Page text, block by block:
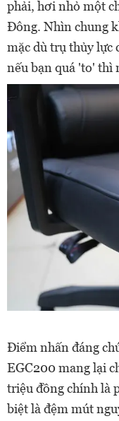
phải, hơi nhỏ một
Đông. Nhìn chung
mặc dù trụ thủy lực
nếu bạn quá 'to' thì
Điểm nhấn đáng
EGC200 mang lại
triệu đồng chính là
biệt là đệm mút